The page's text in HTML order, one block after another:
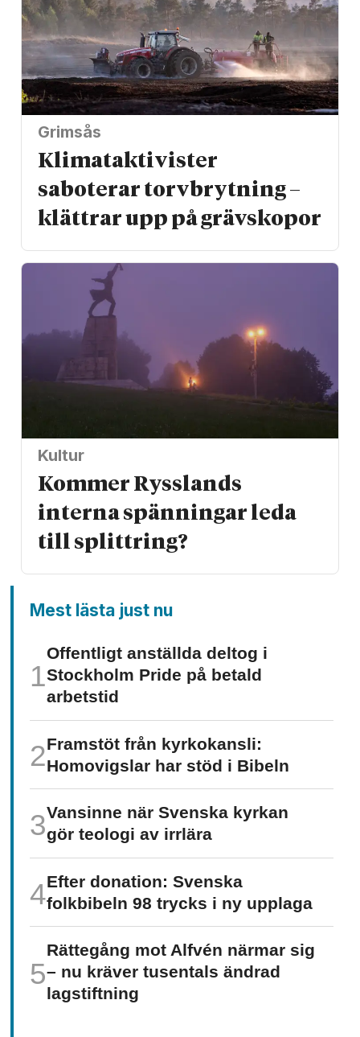
Grimsås
Klimat­aktivister
saboterar torv­brytning –
klättrar upp på gräv­skopor
Kultur
Kommer Rysslands
interna spänningar leda
till splittring?
Mest lästa just nu
Offentligt anställda deltog i
Stockholm Pride på betald
arbetstid
Framstöt från kyrkokansli:
Homo­vigslar har stöd i Bibeln
Vansinne när Svenska kyrkan
gör teologi av irrlära
Efter donation: Svenska
folkbibeln 98 trycks i ny upplaga
Rättegång mot Alfvén närmar sig
– nu kräver tusentals ändrad
lagstiftning